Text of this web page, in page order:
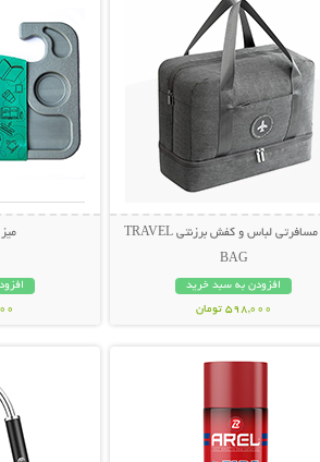
ساک مسافرتی لباس و کفش برزنتی TRAVEL
BAG
افزودن به سبد خرید
598,000 تومان